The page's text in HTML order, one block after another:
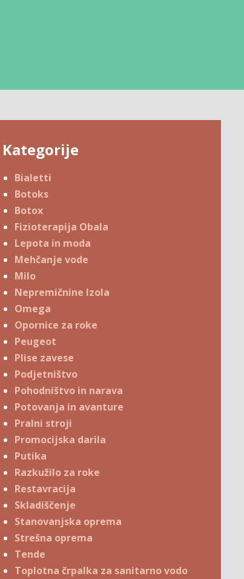
Kategorije
Bialetti
Botoks
Botox
Fizioterapija Obala
Lepota in moda
Mehčanje vode
Milo
Nepremičnine Izola
Omega
Opornice za roke
Peugeot
Plise zavese
Podjetništvo
Pohodništvo in narava
Potovanja in avanture
Pralni stroji
Promocijska darila
Putika
Razkužilo za roke
Restavracija
Skladiščenje
Stanovanjska oprema
Strešna oprema
Tende
Toplotna črpalka za sanitarno vodo